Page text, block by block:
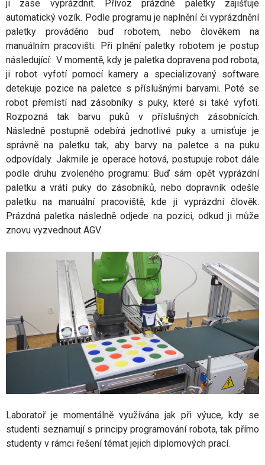
ji zase vyprázdnit. Přívoz prázdné paletky zajišťuje
automatický vozík. Podle programu je naplnění či vyprázdnění
paletky prováděno buď robotem, nebo člověkem na
manuálním pracovišti. Při plnění paletky robotem je postup
následující: V momentě, kdy je paletka dopravena pod robota,
ji robot vyfotí pomocí kamery a specializovaný software
detekuje pozice na paletce s příslušnými barvami. Poté se
robot přemístí nad zásobníky s puky, které si také vyfotí.
Rozpozná tak barvu puků v příslušných zásobnících.
Následně postupně odebírá jednotlivé puky a umisťuje je
správně na paletku tak, aby barvy na paletce a na puku
odpovídaly. Jakmile je operace hotová, postupuje robot dále
podle druhu zvoleného programu: Buď sám opět vyprázdní
paletku a vrátí puky do zásobníků, nebo dopravník odešle
paletku na manuální pracoviště, kde ji vyprázdní člověk.
Prázdná paletka následně odjede na pozici, odkud ji může
znovu vyzvednout AGV.
Laboratoř je momentálně využívána jak při výuce, kdy se
studenti seznamují s principy programování robota, tak přímo
studenty v rámci řešení témat jejich diplomových prací.